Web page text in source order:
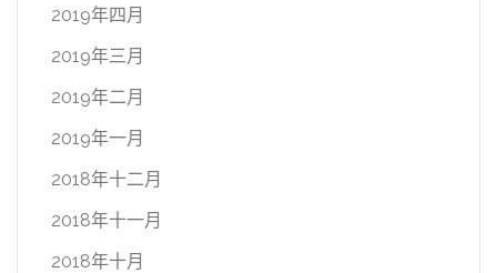
2019年四月
2019年三月
2019年二月
2019年一月
2018年十二月
2018年十一月
2018年十月